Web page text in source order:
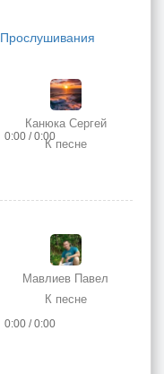
Прослушивания
Канюка Сергей
К песне
0:00 / 0:00
Мавлиев Павел
К песне
0:00 / 0:00